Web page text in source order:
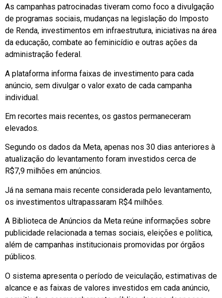
As campanhas patrocinadas tiveram como foco a divulgação
de programas sociais, mudanças na legislação do Imposto
de Renda, investimentos em infraestrutura, iniciativas na área
da educação, combate ao feminicídio e outras ações da
administração federal.
A plataforma informa faixas de investimento para cada
anúncio, sem divulgar o valor exato de cada campanha
individual.
Em recortes mais recentes, os gastos permaneceram
elevados.
Segundo os dados da Meta, apenas nos 30 dias anteriores à
atualização do levantamento foram investidos cerca de
R$7,9 milhões em anúncios.
Já na semana mais recente considerada pelo levantamento,
os investimentos ultrapassaram R$4 milhões.
A Biblioteca de Anúncios da Meta reúne informações sobre
publicidade relacionada a temas sociais, eleições e política,
além de campanhas institucionais promovidas por órgãos
públicos.
O sistema apresenta o período de veiculação, estimativas de
alcance e as faixas de valores investidos em cada anúncio,